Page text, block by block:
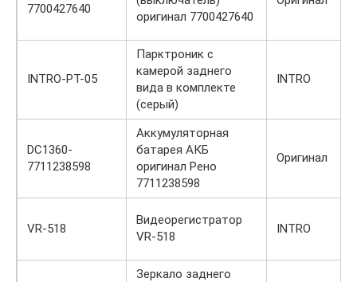
7700427640
оригинал 7700427640
INTRO-PT-05
Парктроник с
камерой заднего
вида в комплекте
(серый)
INTRO
DC1360-
7711238598
Аккумуляторная
батарея АКБ
оригинал Рено
7711238598
Оригинал
VR-518
Видеорегистратор
VR-518
INTRO
Зеркало заднего